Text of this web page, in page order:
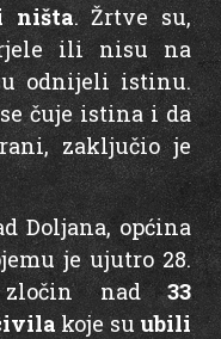
ništa. Žrtve su,
ili nisu na
odnijeli istinu.
čuje istina i da
zaključio je
Doljana, općina
je ujutro 28.
zločin nad33
koje su ubili